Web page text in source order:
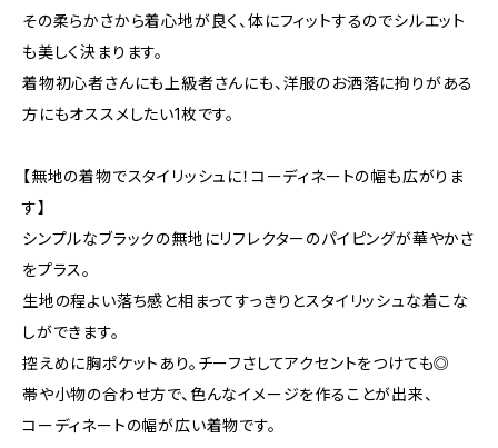
その柔らかさから着心地が良く、体にフィットするのでシルエット
も美しく決まります。
着物初心者さんにも上級者さんにも、洋服のお洒落に拘りがある
方にもオススメしたい1枚です。
【無地の着物でスタイリッシュに！コーディネートの幅も広がりま
す】
シンプルなブラックの無地にリフレクターのパイピングが華やかさ
をプラス。
生地の程よい落ち感と相まってすっきりとスタイリッシュな着こな
しができます。
控えめに胸ポケットあり。チーフさしてアクセントをつけても◎
帯や小物の合わせ方で、色んなイメージを作ることが出来、
コーディネートの幅が広い着物です。